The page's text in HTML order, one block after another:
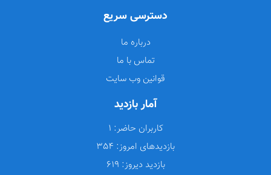
دسترسی سریع
درباره ما
تماس با ما
قوانین وب سایت
آمار بازدید
کاربران حاضر:
بازدیدهای امروز:
بازدید دیروز: